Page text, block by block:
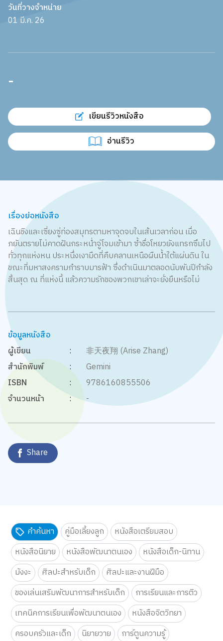
วันที่วางจำหน่าย
01 มี.ค. 26
-
เขียนรีวิวหนังสือ
อ่านรีวิว
เรื่องย่อหนังสือ
เฉินชิงและเซี่ยงซู่ท่องสมุทรตามหาจุดจบในเส้นเวลาก่อน เมื่อ
ภยันตรายไม่คาดฝันกระหน่ำจู่โจมเข้ามา ซ้ำชื่อโหยวยังแทรกซึมไป
ทั่วทุกแห่งหน ประหนึ่งเงามืดที่คืบคลานเหนือผืนน้ำใต้แผ่นดิน ใน
ขณะที่มหาสงครามกำราบมารฟ้า ซึ่งดำเนินมาตลอดนับพันปีกำลัง
สิ้นสุด ณ ที่แห่งนี้ แล้วความรักของพวกเขาเล่าจะยั่งยืนหรือไม่
ข้อมูลหนังสือ
ผู้เขียน
:
非天夜翔 (Arise Zhang)
สำนักพิมพ์
:
Gemini
ISBN
:
9786160855506
จำนวนหน้า
: -
Share
คำค้นหา คู่มือเลี้ยงลูก
หนังสือเตรียมสอบ
หนังสือนิยาย
หนังสือพัฒนาตนเอง
หนังสือเด็ก-นิทาน
มังงะ
ศิลปะสำหรับเด็ก
ศิลปะและงานฝีมือ
ของเล่นเสริมพัฒนาการสำหรับเด็ก
การเรียนและการติว
เทคนิคการเรียนเพื่อพัฒนาตนเอง
หนังสือจิตวิทยา
ครอบครัวและเด็ก
นิยายวาย
การ์ตูนความรู้